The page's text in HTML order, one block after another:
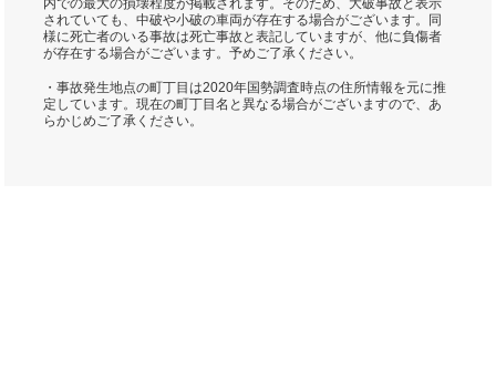
内での最大の損壊程度が掲載されます。そのため、大破事故と表示
されていても、中破や小破の車両が存在する場合がございます。同
様に死亡者のいる事故は死亡事故と表記していますが、他に負傷者
が存在する場合がございます。予めご了承ください。
・事故発生地点の町丁目は2020年国勢調査時点の住所情報を元に推
定しています。現在の町丁目名と異なる場合がございますので、あ
らかじめご了承ください。